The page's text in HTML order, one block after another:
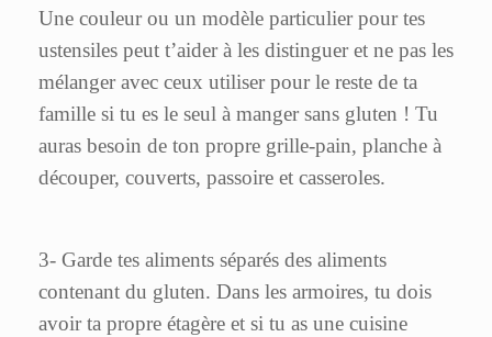
Une couleur ou un modèle particulier pour tes
ustensiles peut t’aider à les distinguer et ne pas les
mélanger avec ceux utiliser pour le reste de ta
famille si tu es le seul à manger sans gluten ! Tu
auras besoin de ton propre grille-pain, planche à
découper, couverts, passoire et casseroles.
3- Garde tes aliments séparés des aliments
contenant du gluten. Dans les armoires, tu dois
avoir ta propre étagère et si tu as une cuisine